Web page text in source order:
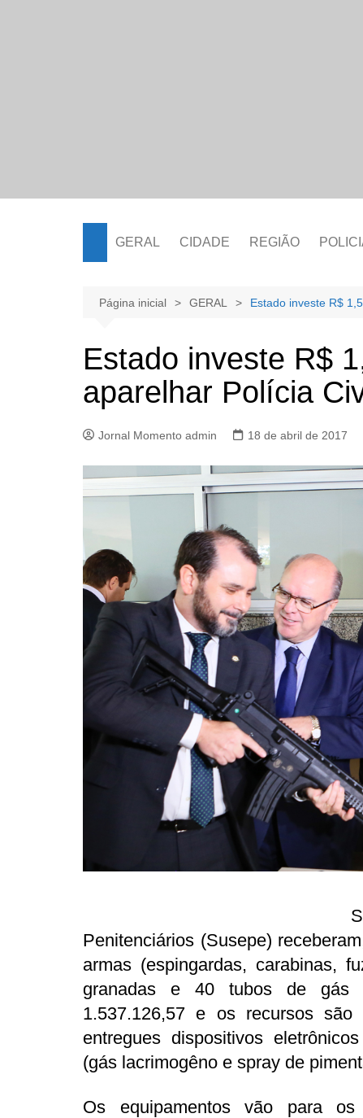
GERAL CIDADE REGIÃO
Página inicial GERAL Estado investe R$
Estado investe R$
aparelhar Polícia
Jornal Momento admin 18 de abril de 2017
Penitenciários (Susepe)
armas (espingardas, carabinas,
granadas e 40 tubos de gás
1.537.126,57 e os recursos
entregues dispositivos
(gás lacrimogêno e spray de
Os equipamentos vão para os